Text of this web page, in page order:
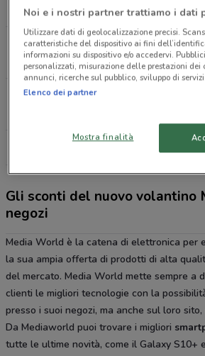
8.9 km
CHIUSO
Via Berlinguer Agliana
13.9 km
CHIUSO
Via Raffaello Sanzio Empoli
Gli sconti del nuovo volantino
negozi
Media World è la catena di elettronica per
la sua ampia offerta di prodotti di alta
del mercato. Media World mette sempre a
clienti le migliori tecnologie con la
presso i suoi negozi, ma anche sul loro
Da Mediaworld puoi trovare i migliori
tutte le ultime novità, come il Galaxy S10+
Noi e i nostri partner trattiamo i dati
Utilizzare dati di geolocalizzazione precisi.
caratteristiche del dispositivo ai fini
informazioni su dispositivo e/o accedervi.
personalizzati, misurazione delle prestazioni dei
annunci, ricerche sul pubblico, sviluppo di servizi.
Elenco dei partner
Mostra finalità